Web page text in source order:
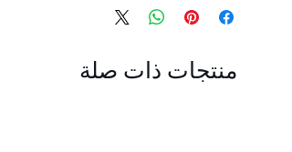
منتجات ذات صلة